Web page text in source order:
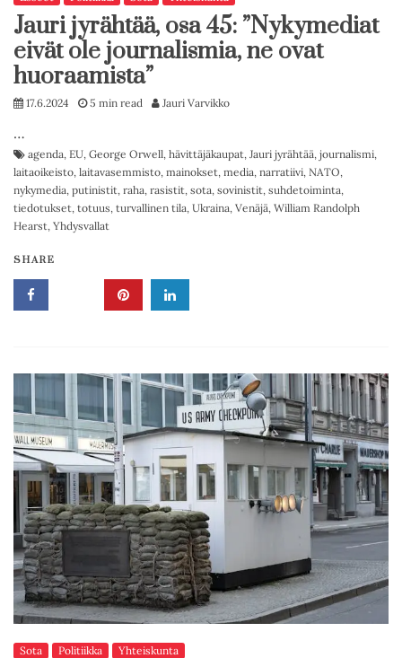
Jauri jyrähtää, osa 45: ”Nykymediat
eivät ole journalismia, ne ovat
huoraamista”
17.6.2024 5 min read Jauri Varvikko
…
agenda, EU, George Orwell, hävittäjäkaupat, Jauri jyrähtää, journalismi,
laitaoikeisto, laitavasemmisto, mainokset, media, narratiivi, NATO,
nykymedia, putinistit, raha, rasistit, sota, sovinistit, suhdetoiminta,
tiedotukset, totuus, turvallinen tila, Ukraina, Venäjä, William Randolph
Hearst, Yhdysvallat
SHARE
Sota Politiikka Yhteiskunta